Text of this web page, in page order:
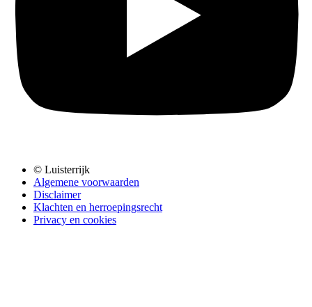
© Luisterrijk
Algemene voorwaarden
Disclaimer
Klachten en herroepingsrecht
Privacy en cookies